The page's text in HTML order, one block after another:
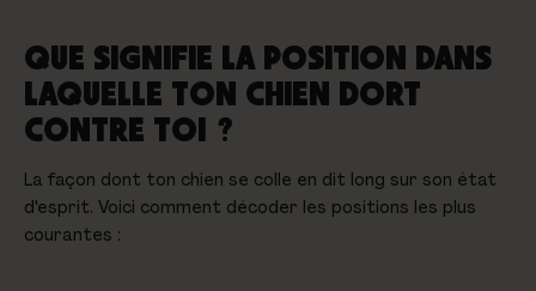
QUE SIGNIFIE LA POSITION DANS
LAQUELLE TON CHIEN DORT
CONTRE TOI ?
La façon dont ton chien se colle en dit long sur son état
d'esprit. Voici comment décoder les positions les plus
courantes :